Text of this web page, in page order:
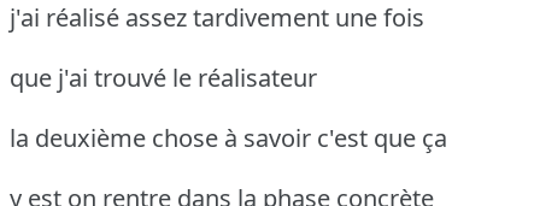
j'ai réalisé assez tardivement une fois
que j'ai trouvé le réalisateur
la deuxième chose à savoir c'est que ça
y est on rentre dans la phase concrète